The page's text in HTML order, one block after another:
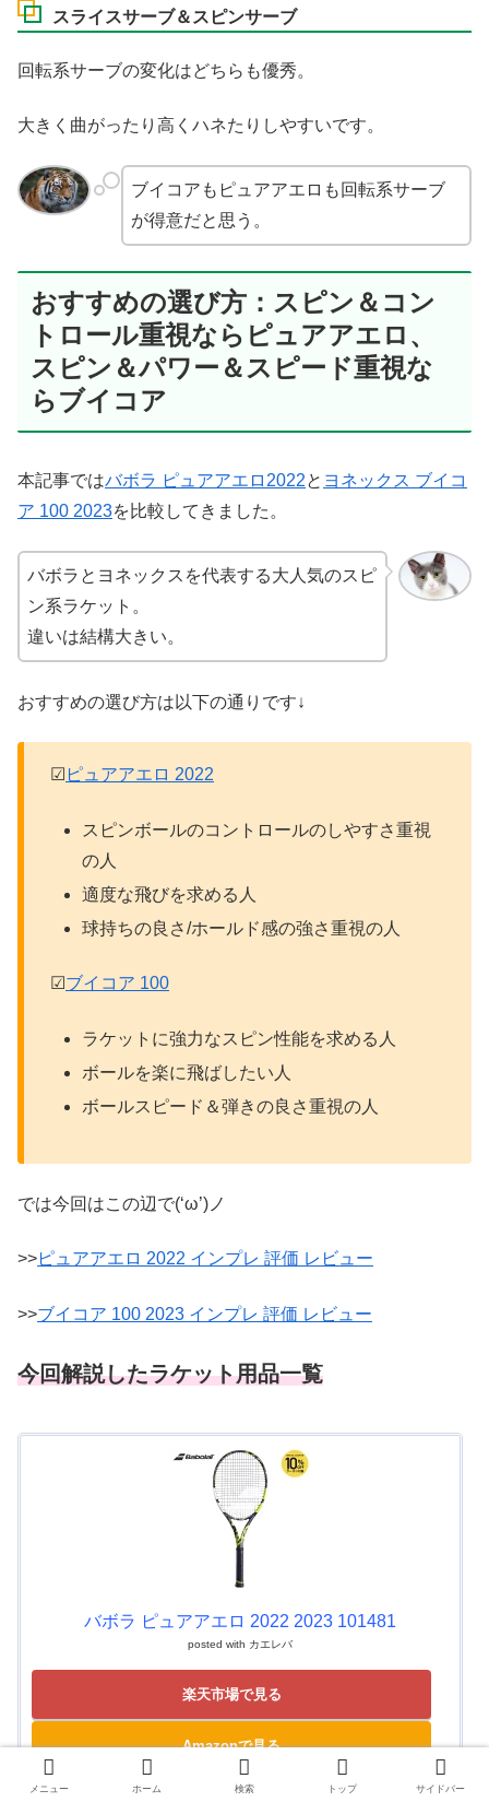
スライスサーブ＆スピンサーブ
回転系サーブの変化はどちらも優秀。
大きく曲がったり高くハネたりしやすいです。
ブイコアもピュアアエロも回転系サーブ
が得意だと思う。
おすすめの選び方：スピン＆コン
トロール重視ならピュアアエロ、
スピン＆パワー＆スピード重視な
らブイコア
本記事ではバボラ ピュアアエロ2022と ヨネックス ブイコ
ア 100 2023を比較してきました。
バボラとヨネックスを代表する大人気のスピ
ン系ラケット。
違いは結構大きい。
おすすめの選び方は以下の通りです↓
☑ ピュアアエロ 2022
スピンボールのコントロールのしやすさ重視
の人
適度な飛びを求める人
球持ちの良さ/ホールド感の強さ重視の人
☑ブイコア 100
ラケットに強力なスピン性能を求める人
ボールを楽に飛ばしたい人
ボールスピード＆弾きの良さ重視の人
では今回はこの辺で(‘ω’)ノ
>>ピュアアエロ 2022 インプレ 評価 レビュー
>>ブイコア 100 2023 インプレ 評価 レビュー
今回解説したラケット用品一覧
バボラ ピュアアエロ 2022 2023 101481
posted with カエレバ
楽天市場で見る
Amazonで見る
Yahooショッピングで見る
メニュー ホーム 検索 トップ サイドバー